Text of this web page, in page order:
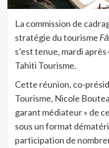
La commission de
stratégie du tourisme
s’est tenue, mardi
Tahiti Tourisme.
Cette réunion, co-
Tourisme, Nicole
garant médiateur » de
sous un format
participation de